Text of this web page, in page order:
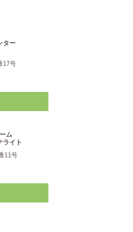
ター
17号
ム
ライト
11号